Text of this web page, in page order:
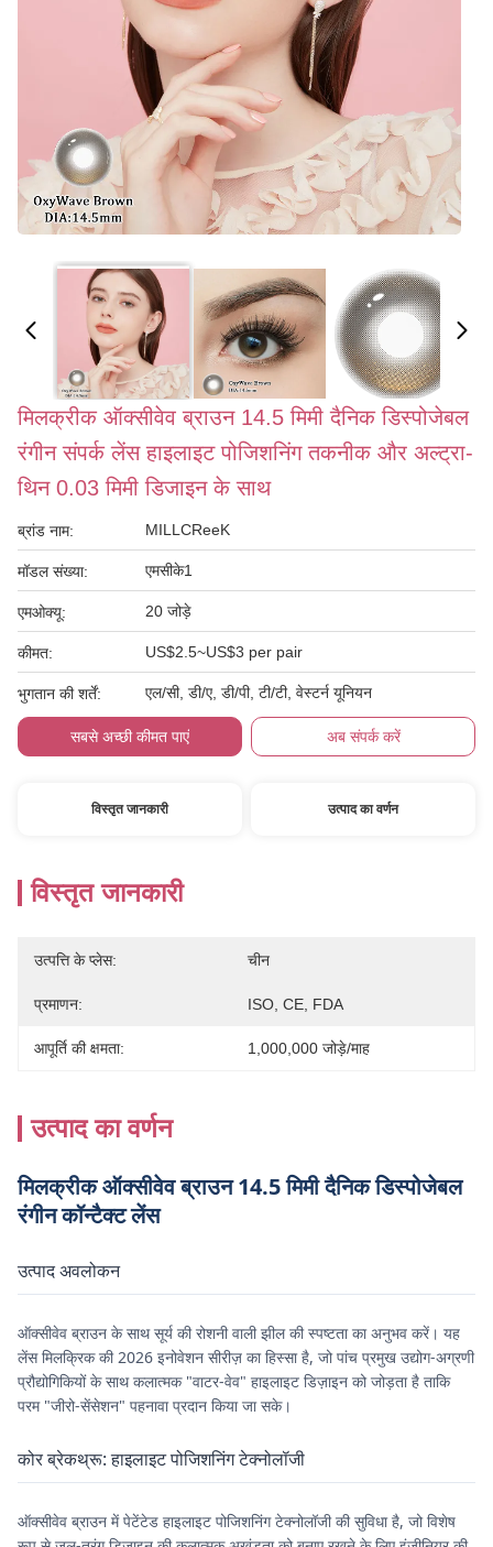
मिलक्रीक ऑक्सीवेव ब्राउन 14.5 मिमी दैनिक डिस्पोजेबल
रंगीन संपर्क लेंस हाइलाइट पोजिशनिंग तकनीक और अल्ट्रा-
थिन 0.03 मिमी डिजाइन के साथ
ब्रांड नाम: MILLCReeK
मॉडल संख्या: एमसीके1
एमओक्यू: 20 जोड़े
कीमत: US$2.5~US$3 per pair
भुगतान की शर्तें: एल/सी, डी/ए, डी/पी, टी/टी, वेस्टर्न यूनियन
सबसे अच्छी कीमत पाएं अब संपर्क करें
विस्तृत जानकारी उत्पाद का वर्णन
विस्तृत जानकारी
उत्पत्ति के प्लेस: चीन
प्रमाणन: ISO, CE, FDA
आपूर्ति की क्षमता: 1,000,000 जोड़े/माह
उत्पाद का वर्णन
मिलक्रीक ऑक्सीवेव ब्राउन 14.5 मिमी दैनिक डिस्पोजेबल
रंगीन कॉन्टैक्ट लेंस
उत्पाद अवलोकन
ऑक्सीवेव ब्राउन के साथ सूर्य की रोशनी वाली झील की स्पष्टता का अनुभव करें। यह
लेंस मिलक्रिक की 2026 इनोवेशन सीरीज़ का हिस्सा है, जो पांच प्रमुख उद्योग-अग्रणी
प्रौद्योगिकियों के साथ कलात्मक "वाटर-वेव" हाइलाइट डिज़ाइन को जोड़ता है ताकि
परम "जीरो-सेंसेशन" पहनावा प्रदान किया जा सके।
कोर ब्रेकथ्रू: हाइलाइट पोजिशनिंग टेक्नोलॉजी
ऑक्सीवेव ब्राउन में पेटेंटेड हाइलाइट पोजिशनिंग टेक्नोलॉजी की सुविधा है, जो विशेष